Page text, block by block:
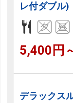
レ付ダブル)
5,400円
デラックス